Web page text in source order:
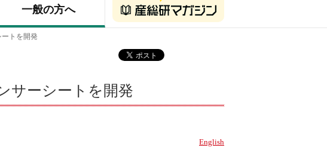
一般の方へ
トを開発
サーシートを開発
English